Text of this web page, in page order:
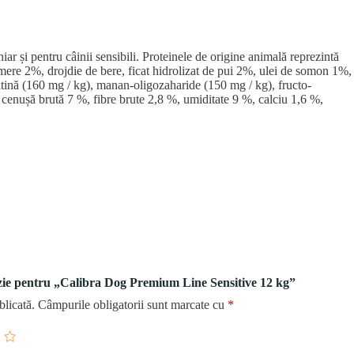
și pentru câinii sensibili. Proteinele de origine animală reprezintă
2%, drojdie de bere, ficat hidrolizat de pui 2%, ulei de somon 1%,
(160 mg / kg), manan-oligozaharide (150 mg / kg), fructo-
brută 7 %, fibre brute 2,8 %, umiditate 9 %, calciu 1,6 %,
pentru „Calibra Dog Premium Line Sensitive 12 kg”
Câmpurile obligatorii sunt marcate cu *